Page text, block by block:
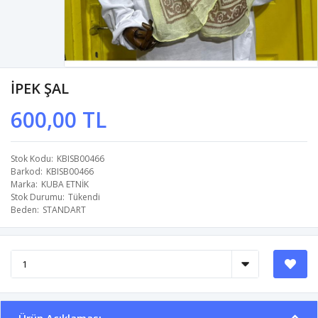
İPEK ŞAL
600,00 TL
Stok Kodu KBISB00466
Barkod KBISB00466
Marka KUBA ETNİK
Stok Durumu Tükendi
Beden STANDART